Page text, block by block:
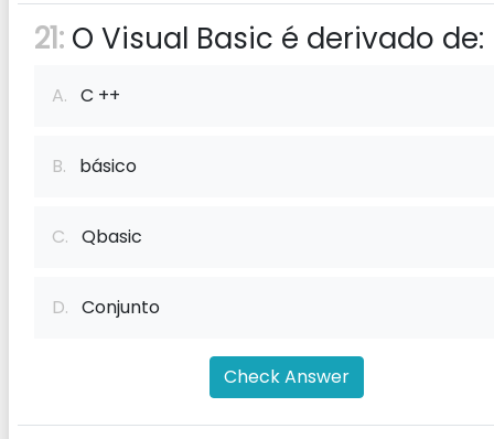
21: O Visual Basic é derivado de:
A. C ++
B. básico
C. Qbasic
D. Conjunto
Check Answer